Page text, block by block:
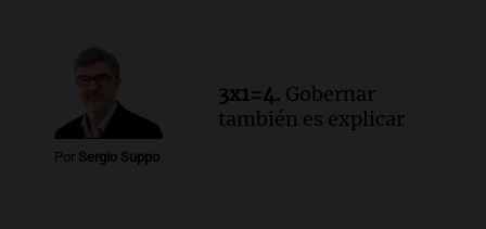
Por Sergio Suppo
3x1=4. Gobernar
también es explicar